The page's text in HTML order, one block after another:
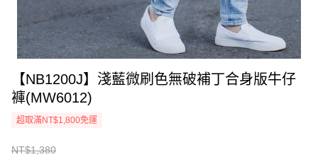
【NB1200J】淺藍微刷色無破補丁合身版牛仔
褲(MW6012)
超取滿NT$1,800免運
NT$1,380